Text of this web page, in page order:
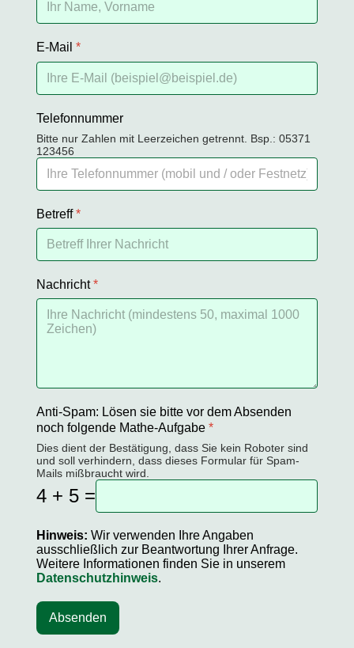
E-Mail*
Telefonnummer
Bitte nur Zahlen mit Leerzeichen getrennt. Bsp.: 05371
123456
Betreff*
Nachricht*
Anti-Spam: Lösen sie bitte vor dem Absenden
noch folgende Mathe-Aufgabe*
Dies dient der Bestätigung, dass Sie kein Roboter sind
und soll verhindern, dass dieses Formular für Spam-
Mails mißbraucht wird.
4 + 5 =
Hinweis: Wir verwenden Ihre Angaben
ausschließlich zur Beantwortung Ihrer Anfrage.
Weitere Informationen finden Sie in unserem
Datenschutzhinweis.
Absenden